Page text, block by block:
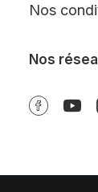
Nos
Nos